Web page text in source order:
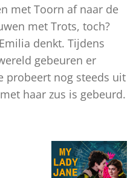
met Toorn af naar de
met Trots, toch?
denkt. Tijdens
gebeuren er
probeert nog steeds uit
haar zus is gebeurd.